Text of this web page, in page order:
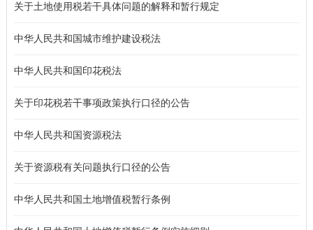
关于土地使用税若干具体问题的解释和暂行规定
中华人民共和国城市维护建设税法
中华人民共和国印花税法
关于印花税若干事项政策执行口径的公告
中华人民共和国资源税法
关于资源税有关问题执行口径的公告
中华人民共和国土地增值税暂行条例